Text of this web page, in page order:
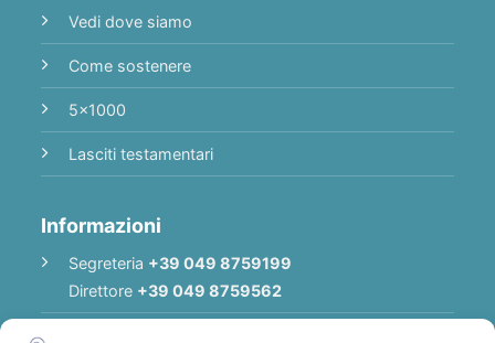
Vedi dove siamo
Come sostenere
5x1000
Lasciti testamentari
Informazioni
Segreteria +39 049 8759199
Direttore +39 049 8759562